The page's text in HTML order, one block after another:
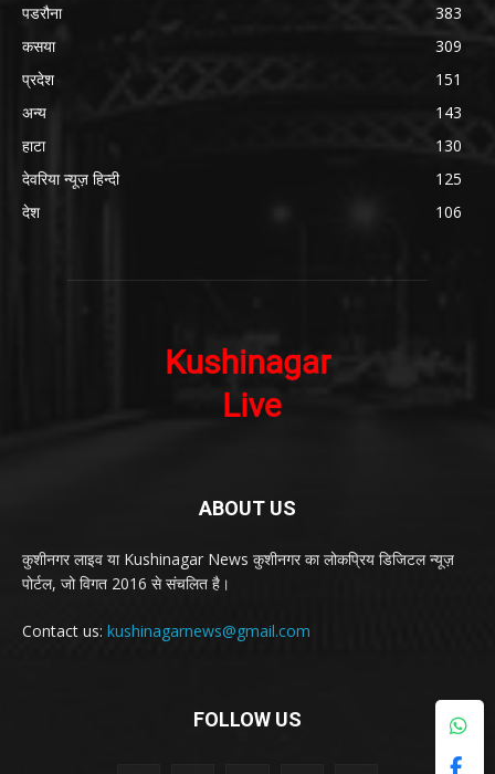
पडरौना
383
कसया
309
प्रदेश
151
अन्य
143
हाटा
130
देवरिया न्यूज़ हिन्दी
125
देश
106
ABOUT US
कुशीनगर लाइव या Kushinagar News कुशीनगर का लोकप्रिय डिजिटल न्यूज़
पोर्टल, जो विगत 2016 से संचलित है।
Contact us: kushinagarnews@gmail.com
FOLLOW US